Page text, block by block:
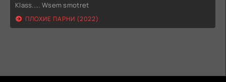
Klass..... Wsem smotret
ПЛОХИЕ ПАРНИ (2022)